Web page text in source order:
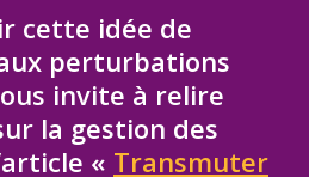
cette idée de
perturbations
invite à relire
la gestion des
« Transmuter